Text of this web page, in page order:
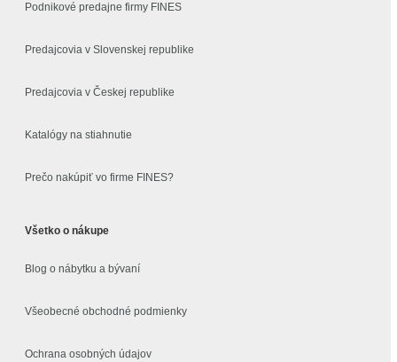
Podnikové predajne firmy FINES
Predajcovia v Slovenskej republike
Predajcovia v Českej republike
Katalógy na stiahnutie
Prečo nakúpiť vo firme FINES?
Všetko o nákupe
Blog o nábytku a bývaní
Všeobecné obchodné podmienky
Ochrana osobných údajov